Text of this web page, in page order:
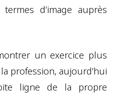
d’image auprès
un exercice plus
profession, aujourd’hui
ligne de la propre